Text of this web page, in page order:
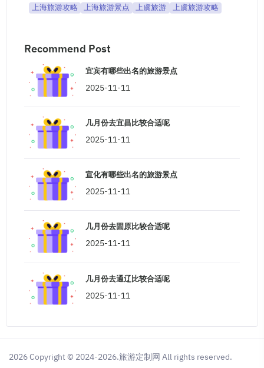
上海旅游攻略
上海旅游景点 上虞旅游 上虞旅游攻略
Recommend Post
宜宾有哪些出名的旅游景点
2025-11-11
几月份去宜昌比较合适呢
2025-11-11
宣化有哪些出名的旅游景点
2025-11-11
几月份去固原比较合适呢
2025-11-11
几月份去通辽比较合适呢
2025-11-11
2026 Copyright © 2024-2026.旅游定制网 All rights reserved.